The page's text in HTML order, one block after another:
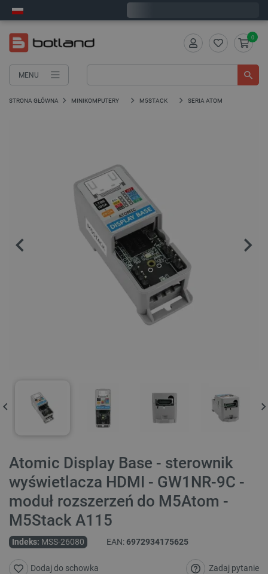
MENU
0
STRONA GŁÓWNA MINIKOMPUTERY M5STACK SERIA ATOM
Atomic Display Base - sterownik
wyświetlacza HDMI - GW1NR-9C -
moduł rozszerzeń do M5Atom -
M5Stack A115
Indeks: MSS-26080 EAN:6972934175625
Zadaj pytanie
Dodaj do schowka